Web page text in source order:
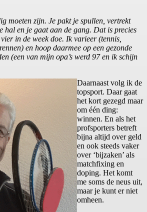
moeten zijn. Je pakt je spullen, vertrekt
hal en je gaat aan de gang. Dat is precies
in de week doe. Ik varieer (tennis,
en hoop daarmee op een gezonde
(een van mijn opa’s werd 97 en ik schijn
Daarnaast volg ik de
topsport. Daar gaat
het kort gezegd maar
om één ding:
winnen. En als het
profsporters betreft
bijna altijd over geld
en ook steeds vaker
over ‘bijzaken’ als
matchfixing en
doping. Het komt
me soms de neus uit,
maar je kunt er niet
omheen.